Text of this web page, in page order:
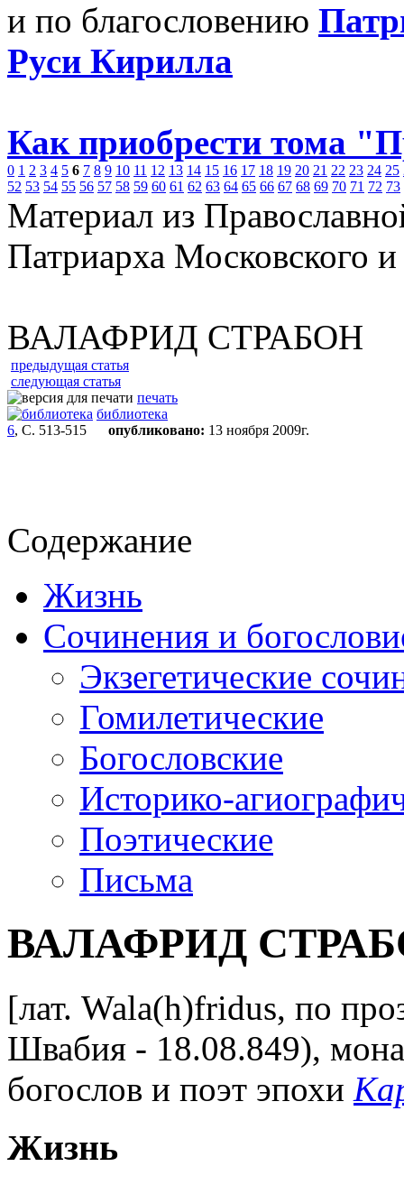
и по благословению
Руси Кирилла
Как приобрести тома
0 1 2 3 4 5 6 7 8 9 10 11 12 13 14 15 16 17 18 19 20 21 22 23 24 25
52 53 54 55 56 57 58 59 60 61 62 63 64 65 66 67 68 69 70 71 72 73
Материал из
Патриарха Московского
ВАЛАФРИД СТРАБОН
предыдущая статья
следующая статья
печать
библиотека
6, С. 513-515 опубликовано: 13 ноября 2009г.
Содержание
Жизнь
Сочинения и
Экзегетические
Гомилетические
Богословские
Историко-
Поэтические
Письма
ВАЛАФРИД
[лат. Wala(h)fridus, по
Швабия - 18.08.849),
богослов и поэт эпохи
Жизнь